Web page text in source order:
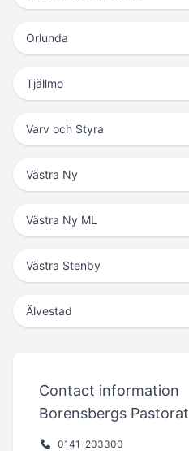
Orlunda
Tjällmo
Varv och Styra
Västra Ny
Västra Ny ML
Västra Stenby
Älvestad
Contact information
Borensbergs Pastorat
0141-203300